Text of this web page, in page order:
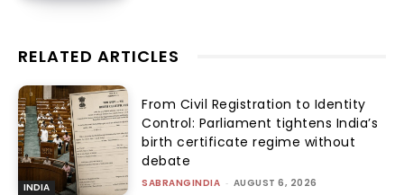
RELATED ARTICLES
INDIA
From Civil Registration to Identity
Control: Parliament tightens India’s
birth certificate regime without
debate
SABRANGINDIA - AUGUST 6, 2026